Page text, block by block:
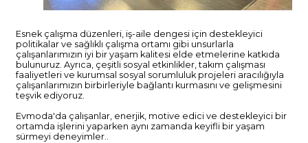
Esnek çalışma düzenleri, iş-aile dengesi için destekleyici
politikalar ve sağlıklı çalışma ortamı gibi unsurlarla
çalışanlarımızın iyi bir yaşam kalitesi elde etmelerine katkıda
bulunuruz. Ayrıca, çeşitli sosyal etkinlikler, takım çalışması
faaliyetleri ve kurumsal sosyal sorumluluk projeleri aracılığıyla
çalışanlarımızın birbirleriyle bağlantı kurmasını ve gelişmesini
teşvik ediyoruz.
Evmoda'da çalışanlar, enerjik, motive edici ve destekleyici bir
ortamda işlerini yaparken aynı zamanda keyifli bir yaşam
sürmeyi deneyimler..